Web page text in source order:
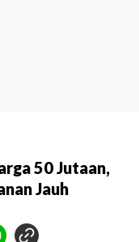
50 Jutaan,
Jauh